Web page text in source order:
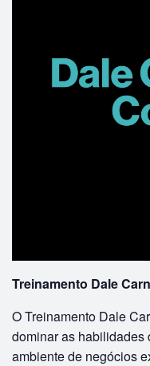
Treinamento Dale
O Treinamento Dale
dominar as habilidades
ambiente de negócios